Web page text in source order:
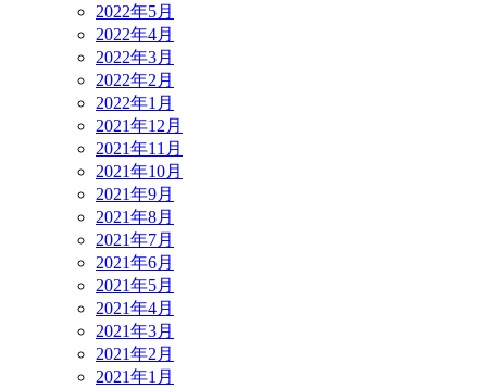
2022年5月
2022年4月
2022年3月
2022年2月
2022年1月
2021年12月
2021年11月
2021年10月
2021年9月
2021年8月
2021年7月
2021年6月
2021年5月
2021年4月
2021年3月
2021年2月
2021年1月